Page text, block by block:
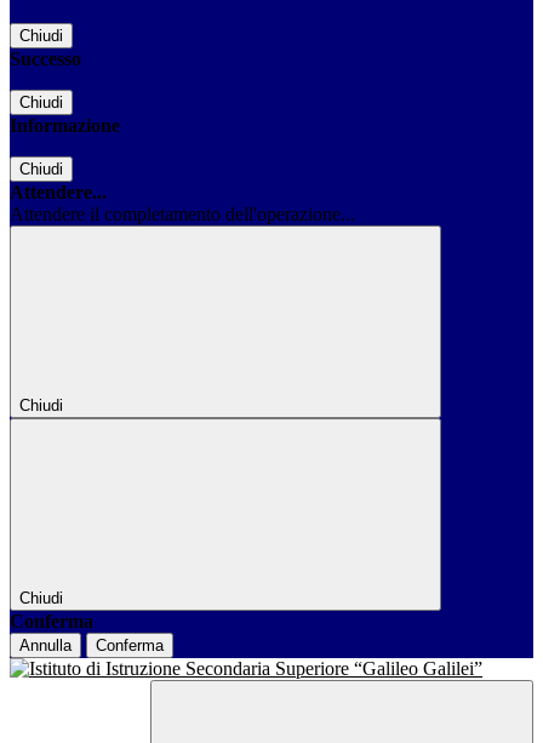
Chiudi
Successo
Chiudi
Informazione
Chiudi
Attendere...
Attendere il completamento dell'operazione...
Chiudi
Chiudi
Conferma
Annulla Conferma